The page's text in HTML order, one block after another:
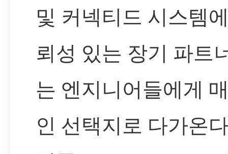
및 커넥티드 시스템
뢰성 있는 장기 파트
는 엔지니어들에게
인 선택지로 다가온